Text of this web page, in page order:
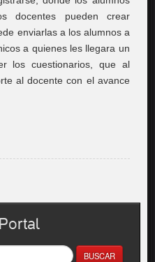
docentes pueden crear
enviarlas a los alumnos a
a quienes les llegara un
los cuestionarios, que al
al docente con el avance
BUSCAR